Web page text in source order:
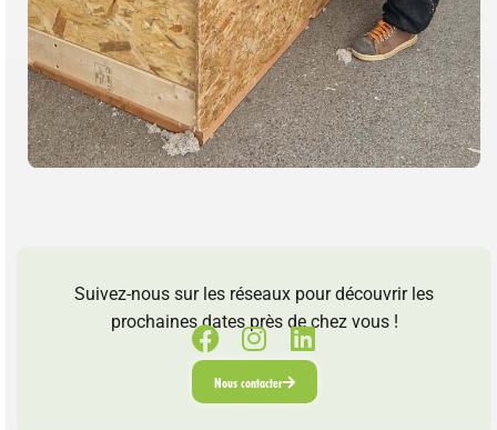
Suivez-nous sur les réseaux pour découvrir les
prochaines dates près de chez vous !
Nous contacter